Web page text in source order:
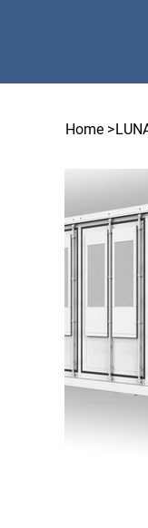
Home >